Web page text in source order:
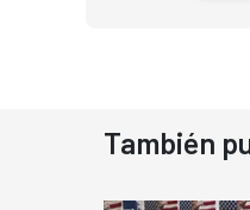
También